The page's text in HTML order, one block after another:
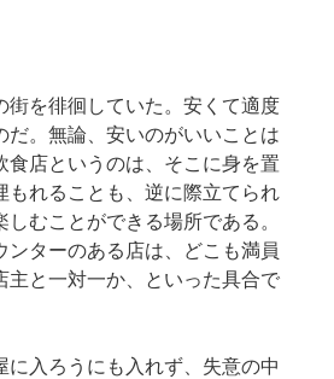
を徘徊していた。安くて適度
。無論、安いのがいいことは
店というのは、そこに身を置
もれることも、逆に際立てられ
むことができる場所である。
ンターのある店は、どこも満員
主と一対一か、といった具合で
入ろうにも入れず、失意の中